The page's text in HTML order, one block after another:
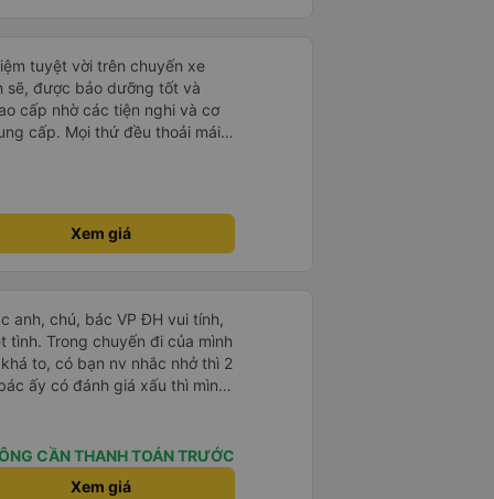
tuyệt vời trên chuyến xe
sẽ, được bảo dưỡng tốt và
cấp nhờ các tiện nghi và cơ
cấp. Mọi thứ đều thoải mái
xế rất tốt bụng, hữu ích và
tốt nhất đối với tôi và gia
từ đầu đến cuối. Rất đáng
Xem giá
anh, chú, bác VP ĐH vui tính,
đi của mình
to, có bạn nv nhắc nhở thì 2
ấy có đánh giá xấu thì mình
rất đúng. 2 bác nói rất to. To
bạn ấy nha. Nếu bạn ấy bị trừ
CẦN THANH TOÁN TRƯỚC
Xem giá